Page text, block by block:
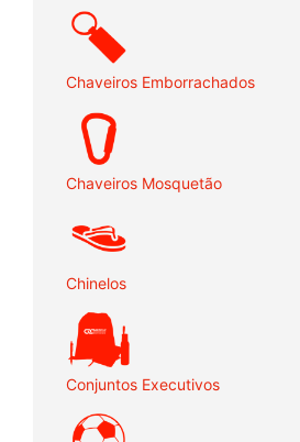
Chaveiros Emborrachados
Chaveiros Mosquetão
Chinelos
Conjuntos Executivos